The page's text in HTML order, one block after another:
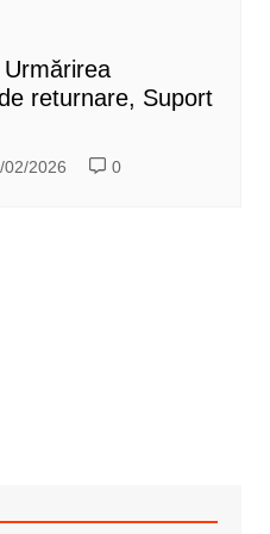
returnare, Suport
02/2026 0